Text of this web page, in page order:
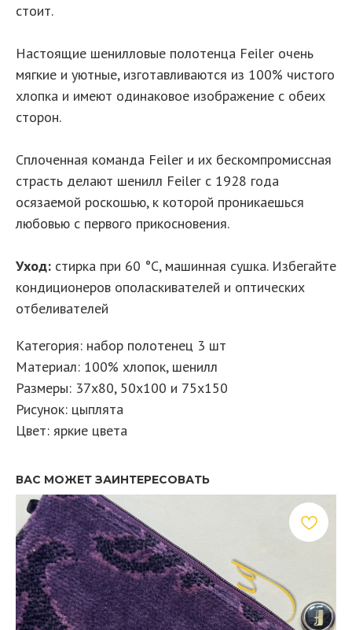
стоит.
Настоящие шенилловые полотенца Feiler очень
мягкие и уютные, изготавливаются из 100% чистого
хлопка и имеют одинаковое изображение с обеих
сторон.
Сплоченная команда Feiler и их бескомпромиссная
страсть делают шенилл Feiler с 1928 года
осязаемой роскошью, к которой проникаешься
любовью с первого прикосновения.
Уход: стирка при 60 °C, машинная сушка. Избегайте
кондиционеров ополаскивателей и оптических
отбеливателей
Категория: набор полотенец 3 шт
Материал: 100% хлопок, шенилл
Размеры: 37х80, 50х100 и 75х150
Рисунок: цыплята
Цвет: яркие цвета
ВАС МОЖЕТ ЗАИНТЕРЕСОВАТЬ